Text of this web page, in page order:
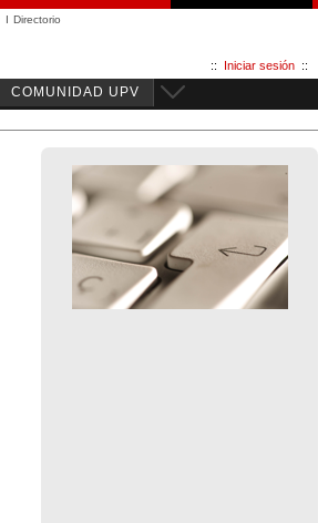
I Directorio
:: Iniciar sesión ::
COMUNIDAD UPV